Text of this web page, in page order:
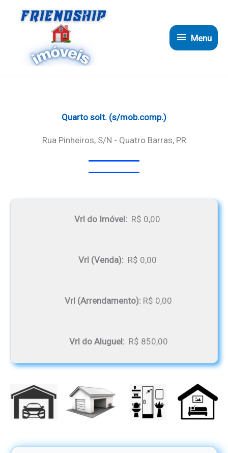
conteúdo
Menu
Menu
Quarto solt. (s/mob.comp.)
Rua Pinheiros, S/n - Quatro Barras, PR
Vrl do Imóvel: R$ 0,00
Vrl (Venda): R$ 0,00
Vrl (Arrendamento): R$ 0,00
Vrl do Aluguel: R$ 850,00